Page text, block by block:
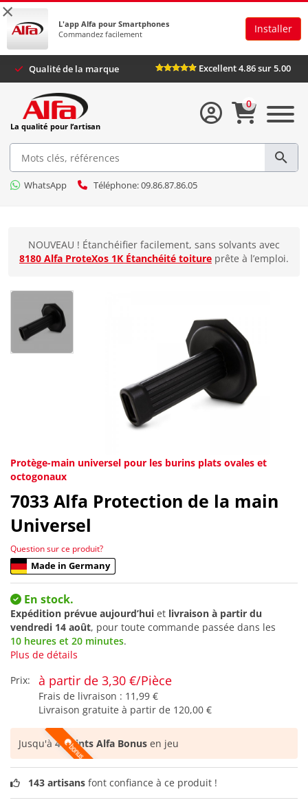
×
L'app Alfa pour Smartphones
Commandez facilement
Installer
Qualité de la marque Excellent 4.86 sur 5.00
La qualité pour l’artisan
WhatsApp Téléphone: 09.86.87.86.05
0
NOUVEAU ! Étanchéifier facilement, sans solvants avec
8180 Alfa ProteXos 1K Étanchéité toiture prête à l’emploi.
Protège-main universel pour les burins plats ovales et
octogonaux
7033 Alfa Protection de la main
Universel
Question sur ce produit?
Made in Germany
En stock.
Expédition prévue aujourd’hui et livraison à partir du
vendredi 14 août, pour toute commande passée dans les
10 heures et 20 minutes.
Plus de détails
Prix:
à partir de 3,30 €/Pièce
Frais de livraison : 11,99 €
Livraison gratuite à partir de 120,00 €
Jusqu'à4 points Alfa Bonus en jeu
143 artisans font confiance à ce produit !